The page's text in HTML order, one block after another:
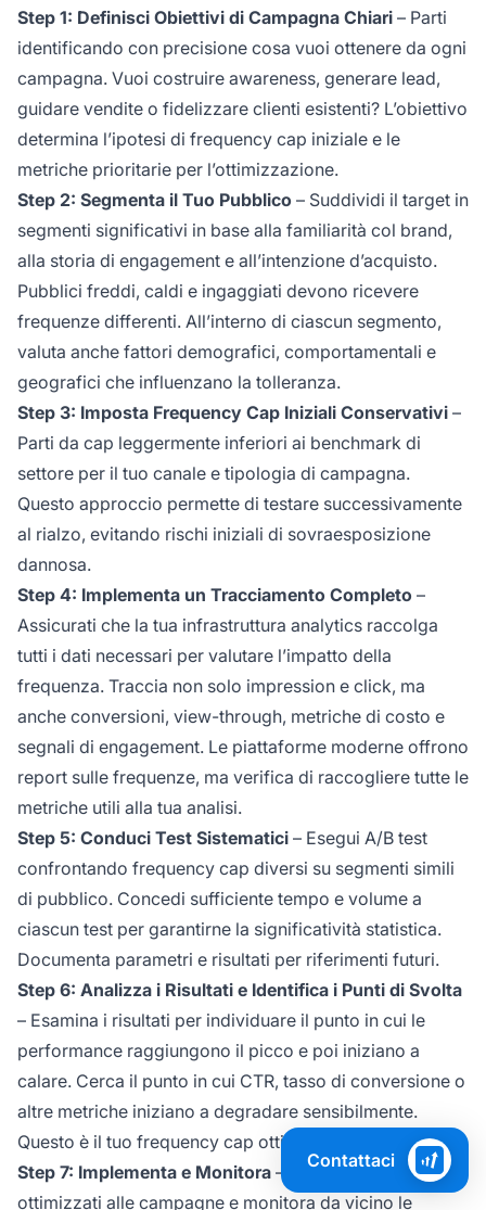
Step 1: Definisci Obiettivi di Campagna Chiari – Parti
identificando con precisione cosa vuoi ottenere da ogni
campagna. Vuoi costruire awareness, generare lead,
guidare vendite o fidelizzare clienti esistenti? L’obiettivo
determina l’ipotesi di frequency cap iniziale e le
metriche prioritarie per l’ottimizzazione.
Step 2: Segmenta il Tuo Pubblico – Suddividi il target in
segmenti significativi in base alla familiarità col brand,
alla storia di engagement e all’intenzione d’acquisto.
Pubblici freddi, caldi e ingaggiati devono ricevere
frequenze differenti. All’interno di ciascun segmento,
valuta anche fattori demografici, comportamentali e
geografici che influenzano la tolleranza.
Step 3: Imposta Frequency Cap Iniziali Conservativi –
Parti da cap leggermente inferiori ai benchmark di
settore per il tuo canale e tipologia di campagna.
Questo approccio permette di testare successivamente
al rialzo, evitando rischi iniziali di sovraesposizione
dannosa.
Step 4: Implementa un Tracciamento Completo –
Assicurati che la tua infrastruttura analytics raccolga
tutti i dati necessari per valutare l’impatto della
frequenza. Traccia non solo impression e click, ma
anche conversioni, view-through, metriche di costo e
segnali di engagement. Le piattaforme moderne offrono
report sulle frequenze, ma verifica di raccogliere tutte le
metriche utili alla tua analisi.
Step 5: Conduci Test Sistematici – Esegui A/B test
confrontando frequency cap diversi su segmenti simili
di pubblico. Concedi sufficiente tempo e volume a
ciascun test per garantirne la significatività statistica.
Documenta parametri e risultati per riferimenti futuri.
Step 6: Analizza i Risultati e Identifica i Punti di Svolta
– Esamina i risultati per individuare il punto in cui le
performance raggiungono il picco e poi iniziano a
calare. Cerca il punto in cui CTR, tasso di conversione o
altre metriche iniziano a degradare sensibilmente.
Questo è il tuo frequency cap ottimale.
Step 7: Implementa e Monitora – Applica i cap
ottimizzati alle campagne e monitora da vicino le
Contattaci